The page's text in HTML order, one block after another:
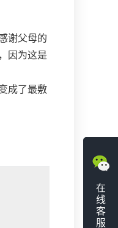
谢父母的
因为这是
成了最敷
在
线
客
服